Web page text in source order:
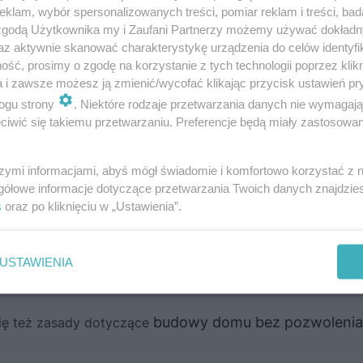
Chodzi o osoby, które chcą wykorzystać nowy
które dziś zajmują na podstawie umowynajmu
m.in. o osoby, które otrzymały lokale w ramach
liczyło jedynie to, żeby dana osoba była poniżej
– teraz może być w dowolnym wieku.
w życie, ale powinno to nastąpić niedługo – przepisy
ostatnie etapy procesu legislacyjnego przed
też zasady dotyczące budowy domu bez
wybór spersonalizowanych treści, pomiar reklam i treści,
Użytkownika my i Zaufani Partnerzy możemy używać
aktywnie skanować charakterystykę urządzenia do celów
prosimy o zgodę na korzystanie z tych technologii poprzez
i zawsze możesz ją zmienić/wycofać klikając przycisk ustawień
strony
. Niektóre rodzaje przetwarzania danych nie
się takiemu przetwarzaniu. Preferencje będą miały
informacjami, abyś mógł świadomie i komfortowo korzystać z
informacje dotyczące przetwarzania Twoich danych
oraz po kliknięciu w „Ustawienia”.
USTAWIENIA